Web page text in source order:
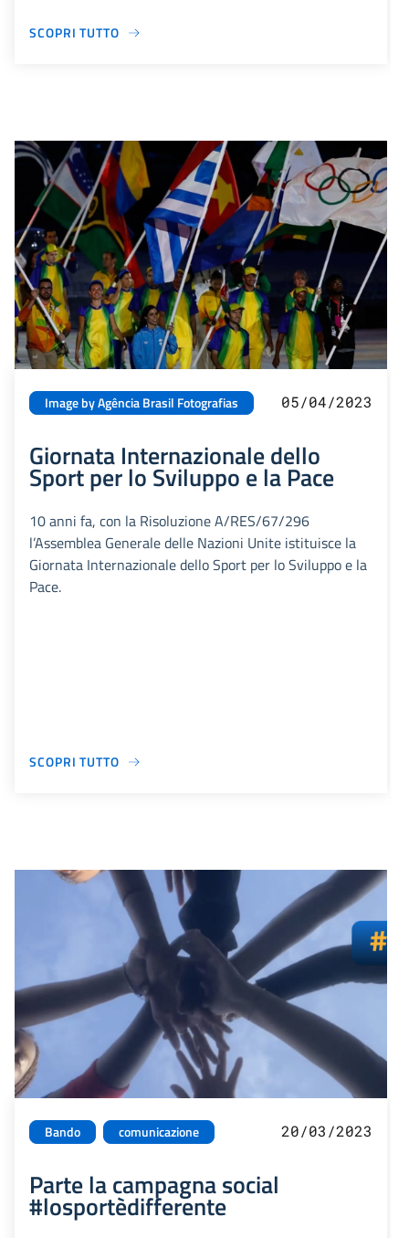
SCOPRI TUTTO
Image by Agência Brasil Fotografias 05/04/2023
Giornata Internazionale dello
Sport per lo Sviluppo e la Pace
10 anni fa, con la Risoluzione A/RES/67/296
l’Assemblea Generale delle Nazioni Unite istituisce la
Giornata Internazionale dello Sport per lo Sviluppo e la
Pace.
SCOPRI TUTTO
Bando comunicazione 20/03/2023
Parte la campagna social
#losportèdifferente